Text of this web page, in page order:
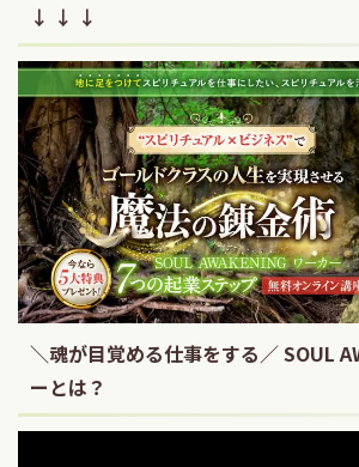
↓ ↓ ↓
＼魂が目覚める仕事をする／ SOUL
ーとは？